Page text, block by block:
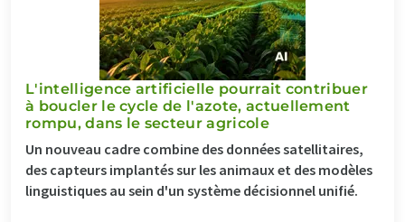
L'intelligence artificielle pourrait contribuer
à boucler le cycle de l'azote, actuellement
rompu, dans le secteur agricole
Un nouveau cadre combine des données satellitaires,
des capteurs implantés sur les animaux et des modèles
linguistiques au sein d'un système décisionnel unifié.